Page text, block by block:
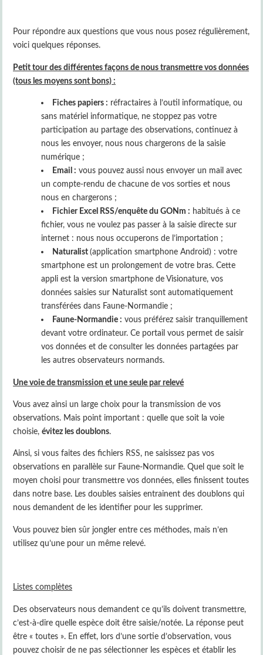
Pour répondre aux questions que vous nous posez régulièrement,
voici quelques réponses.
Petit tour des différentes façons de nous transmettre vos données
(tous les moyens sont bons) :
Fiches papiers : réfractaires à l’outil informatique, ou
sans matériel informatique, ne stoppez pas votre
participation au partage des observations, continuez à
nous les envoyer, nous nous chargerons de la saisie
numérique ;
Email : vous pouvez aussi nous envoyer un mail avec
un compte-rendu de chacune de vos sorties et nous
nous en chargerons ;
Fichier Excel RSS/enquête du GONm : habitués à ce
fichier, vous ne voulez pas passer à la saisie directe sur
internet : nous nous occuperons de l’importation ;
Naturalist(application smartphone Android) : votre
smartphone est un prolongement de votre bras. Cette
appli est la version smartphone de Visionature, vos
données saisies sur Naturalist sont automatiquement
transférées dans Faune-Normandie ;
Faune-Normandie : vous préférez saisir tranquillement
devant votre ordinateur. Ce portail vous permet de saisir
vos données et de consulter les données partagées par
les autres observateurs normands.
Une voie de transmission et une seule par relevé
Vous avez ainsi un large choix pour la transmission de vos
observations. Mais point important : quelle que soit la voie
choisie,évitez les doublons.
Ainsi, si vous faites des fichiers RSS, ne saisissez pas vos
observations en parallèle sur Faune-Normandie. Quel que soit le
moyen choisi pour transmettre vos données, elles finissent toutes
dans notre base. Les doubles saisies entrainent des doublons qui
nous demandent de les identifier pour les supprimer.
Vous pouvez bien sûr jongler entre ces méthodes, mais n’en
utilisez qu’une pour un même relevé.
Listes complètes
Des observateurs nous demandent ce qu’ils doivent transmettre,
c’est-à-dire quelle espèce doit être saisie/notée. La réponse peut
être « toutes ». En effet, lors d’une sortie d’observation, vous
pouvez choisir de ne pas sélectionner les espèces et établir les